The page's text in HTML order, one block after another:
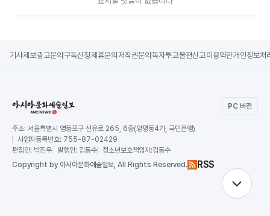
기사제보광고문의 구독신청제휴문의 저작권문의 독자투고불편신고이용약관개인정보처
PC 버전
주소: 서울특별시 영등포구 선유로 265, 6층(양평동4가, 국민은행)
사업자등록번호: 755-87-02429
편집인: 박진우 발행인: 김동수 청소년보호책임자:김동수
Copyright by 아시아문화예술일보, All Rights Reserved. RSS